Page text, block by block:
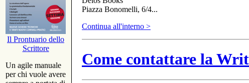
Il Prontuario dello
Scrittore
Un agile manuale
per chi vuole avere
Piazza Bonomelli, 6/4...
Continua all'interno >
Come contattare la